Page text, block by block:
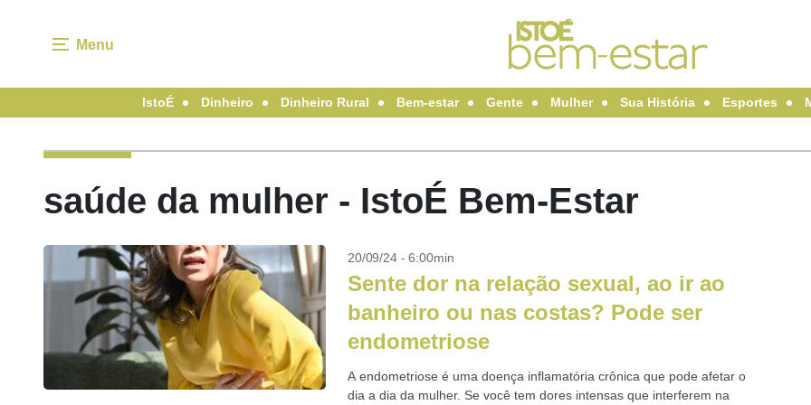
Menu
IstoÉ Dinheiro Dinheiro Rural Bem-estar Gente Mulher Sua História Esportes
saúde da mulher - IstoÉ Bem-Estar
20/09/24 - 6:00min
Sente dor na relação sexual, ao ir ao
banheiro ou nas costas? Pode ser
endometriose
A endometriose é uma doença inflamatória crônica que pode afetar o
dia a dia da mulher. Se você tem dores intensas que interferem na